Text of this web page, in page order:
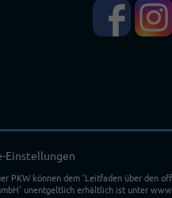
Einstellungen
PKW können dem 'Leitfaden über den
unentgeltlich erhältlich ist unter